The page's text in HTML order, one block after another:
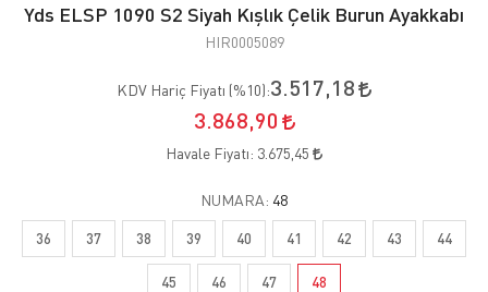
Yds ELSP 1090 S2 Siyah Kışlık Çelik Burun Ayakkabı
HIR0005089
KDV Hariç Fiyatı (%10):3.517,18
3.868,90
Havale Fiyatı: 3.675,45
NUMARA: 48
36 37 38 39 40 41 42 43 44
45 46 47 48